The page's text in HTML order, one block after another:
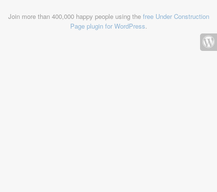
Join more than 400,000 happy people using the free Under Construction
Page plugin for WordPress.